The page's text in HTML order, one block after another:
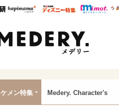
ウレぴあ総研ハピママ* ウレぴあ総
メン特集 Medery. Character's